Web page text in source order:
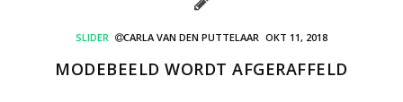
SLIDER CARLA VAN DEN PUTTELAAR OKT 11, 2018
MODEBEELD WORDT AFGERAFFELD